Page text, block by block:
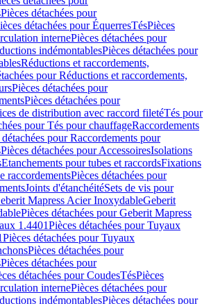
Pièces détachées pour
détachées pour ÉquerresTésPièces
internePièces détachées pour
indémontablesPièces détachées pour
Réductions et raccordements,
pour Réductions et raccordements,
Pièces détachées pour
Pièces détachées pour
de distribution avec raccord filetéTés pour
pour Tés pour chauffageRaccordements
détachées pour Raccordements pour
Pièces détachées pour AccessoiresIsolations
Etanchements pour tubes et raccordsFixations
raccordementsPièces détachées pour
Joints d'étanchéitéSets de vis pour
Mapress Acier InoxydableGeberit
Pièces détachées pour Geberit Mapress
1.4401Pièces détachées pour Tuyaux
Pièces détachées pour Tuyaux
Pièces détachées pour
Pièces détachées pour
détachées pour CoudesTésPièces
internePièces détachées pour
indémontablesPièces détachées pour